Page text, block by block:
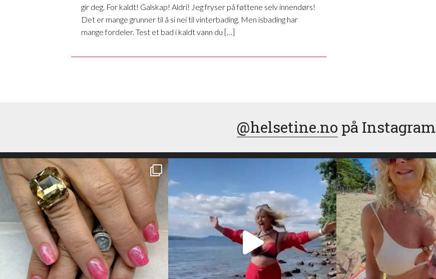
gir deg. For kaldt! Galskap! Aldri! Jeg fryser på føttene selv innendørs!
Det er mange grunner til å si nei til vinterbading. Men isbading har
mange fordeler. Test et bad i kaldt vann du […]
@helsetine.no på Instagram